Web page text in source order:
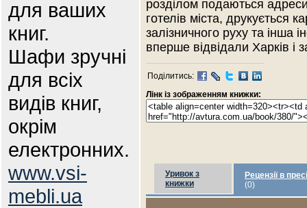
для ваших
книг.
Шафи зручні
для всіх
видів книг,
окрім
електронних.
www.vsi-
mebli.ua
розділом подаються
готелів міста, друкується
залізничного руху та інша
вперше відвідали Харків і
Поділитись:
Лінк із зображенням книжки:
Уривок з
книжки
Рецензії в пресі
(0)